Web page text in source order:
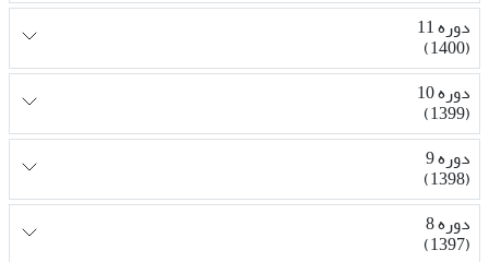
دوره 11
(1400)
دوره 10
(1399)
دوره 9
(1398)
دوره 8
(1397)